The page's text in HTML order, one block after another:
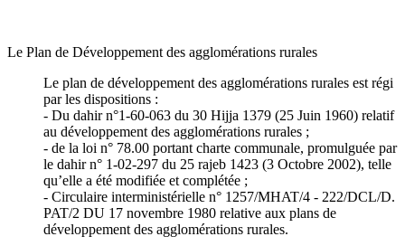
Le Plan de Développement des agglomérations rurales
Le plan de développement des agglomérations rurales est régi
par les dispositions :
- Du dahir n°1-60-063 du 30 Hijja 1379 (25 Juin 1960) relatif
au développement des agglomérations rurales ;
- de la loi n° 78.00 portant charte communale, promulguée par
le dahir n° 1-02-297 du 25 rajeb 1423 (3 Octobre 2002), telle
qu’elle a été modifiée et complétée ;
- Circulaire interministérielle n° 1257/MHAT/4 - 222/DCL/D.
PAT/2 DU 17 novembre 1980 relative aux plans de
développement des agglomérations rurales.